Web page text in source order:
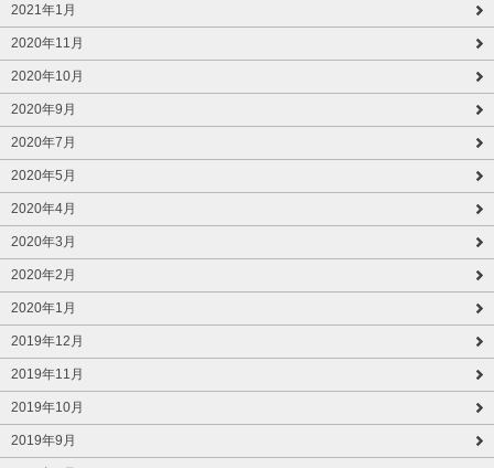
2021年1月
2020年11月
2020年10月
2020年9月
2020年7月
2020年5月
2020年4月
2020年3月
2020年2月
2020年1月
2019年12月
2019年11月
2019年10月
2019年9月